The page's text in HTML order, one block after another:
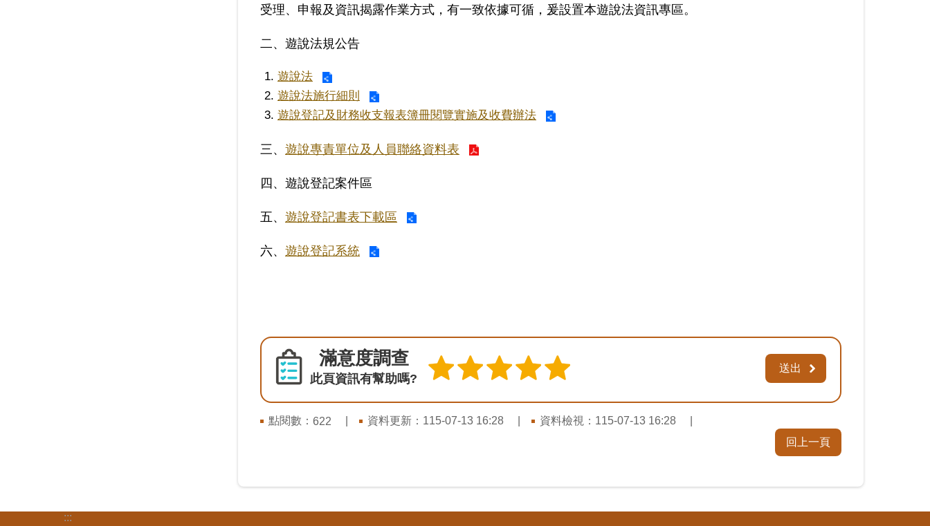
受理、申報及資訊揭露作業方式，有一致依據可循，爰設置本遊說法資訊專區。
二、遊說法規公告
遊說法
遊說法施行細則
遊說登記及財務收支報表簿冊閱覽實施及收費辦法
三、 遊說專責單位及人員聯絡資料表
四、遊說登記案件區
五、 遊說登記書表下載區
六、 遊說登記系統
滿意度調查
此頁資訊有幫助嗎?
點閱數： 622 資料更新： 115-07-13 16:28 資料檢視： 115-07-13 16:28
回上一頁
:::